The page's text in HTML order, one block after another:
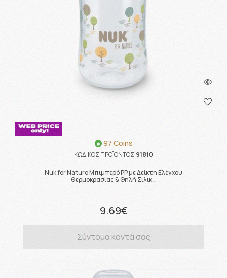
97 Coins
ΚΩΔΙΚΟΣ ΠΡΟΪΟΝΤΟΣ:91810
Nuk for Nature Μπιμπερό PP με Δείκτη Ελέγχου
Θερμοκρασίας & Θηλή Σιλικ …
9.69€
Σύντομα κοντά σας